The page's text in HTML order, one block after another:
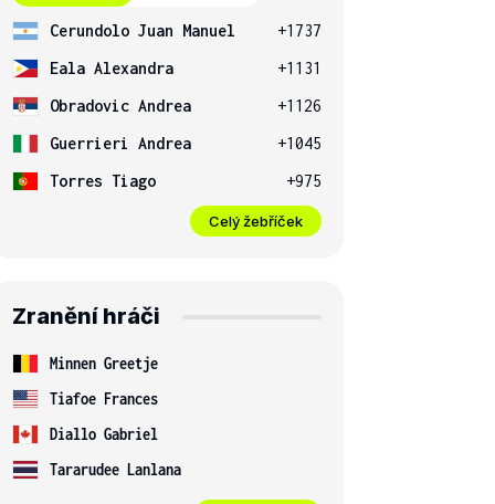
Cerundolo Juan Manuel
+1737
Eala Alexandra
+1131
Obradovic Andrea
+1126
Guerrieri Andrea
+1045
Torres Tiago
+975
Celý žebříček
Zranění hráči
Minnen Greetje
Tiafoe Frances
Diallo Gabriel
Tararudee Lanlana